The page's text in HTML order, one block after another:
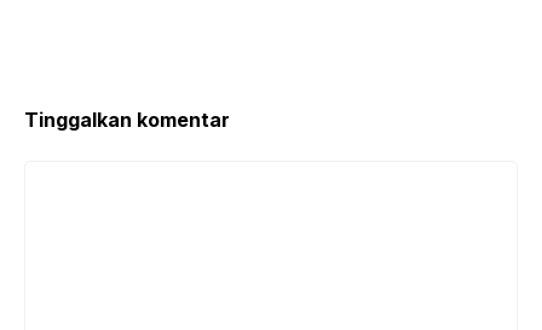
k
Tinggalkan komentar